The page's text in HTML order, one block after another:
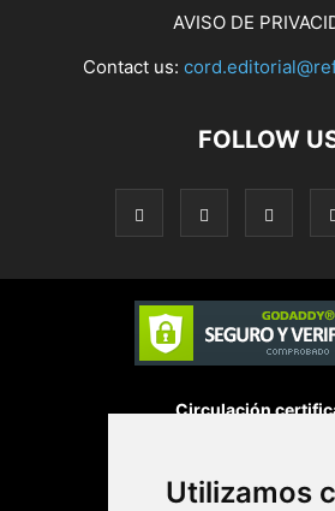
Utilizamos
AVISO DE
Contact us:
FOLLOW
Circulación
Desarrollado por